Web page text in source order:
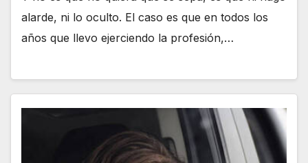
alarde, ni lo oculto. El caso es que en todos los
años que llevo ejerciendo la profesión,…